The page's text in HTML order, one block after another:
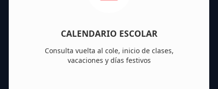
CALENDARIO ESCOLAR
Consulta vuelta al cole, inicio de clases,
vacaciones y días festivos